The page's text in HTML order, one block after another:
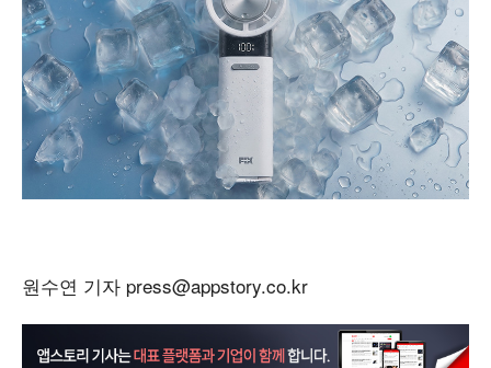
원수연 기자 press@appstory.co.kr